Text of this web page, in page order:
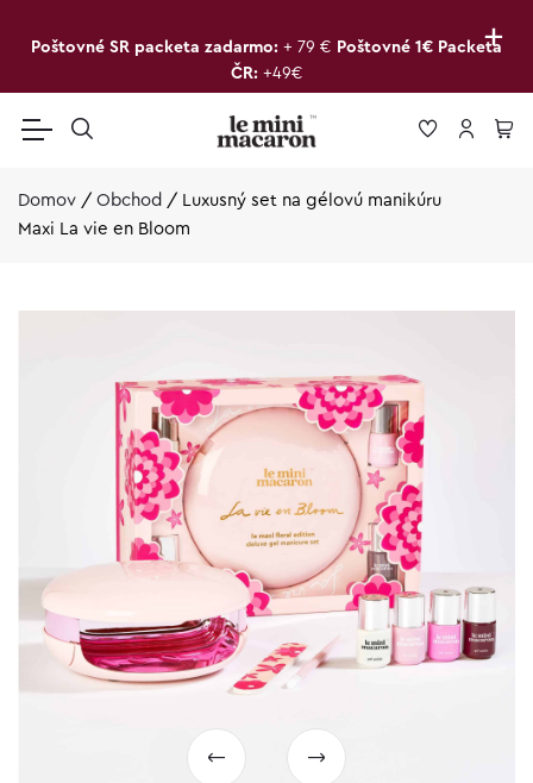
+
Poštovné SR packeta zadarmo: + 79 € Poštovné 1€ Packeta
ČR: +49€
Domov / Obchod / Luxusný set na gélovú manikúru
Maxi La vie en Bloom